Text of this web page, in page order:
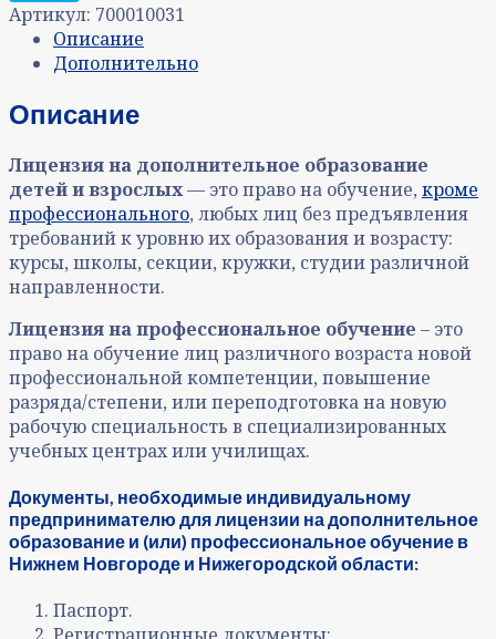
Артикул: 700010031
Описание
Дополнительно
Описание
Лицензия на дополнительное образование
детей и взрослых— это право на обучение, кроме
профессионального, любых лиц без предъявления
требований к уровню их образования и возрасту:
курсы, школы, секции, кружки, студии различной
направленности.
Лицензия на профессиональное обучение – это
право на обучение лиц различного возраста новой
профессиональной компетенции, повышение
разряда/степени, или переподготовка на новую
рабочую специальность в специализированных
учебных центрах или училищах.
Документы, необходимые индивидуальному
предпринимателю для лицензии на дополнительное
образование и (или) профессиональное обучение в
Нижнем Новгороде и Нижегородской области:
Паспорт.